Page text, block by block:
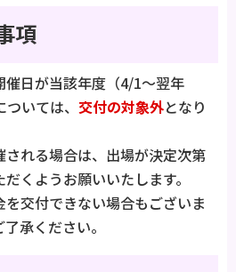
項
催日が当該年度（4/1～翌年
いては、 交付の対象外となり
される場合は、出場が決定次第
くようお願いいたします。
を交付できない場合もございま
承ください。